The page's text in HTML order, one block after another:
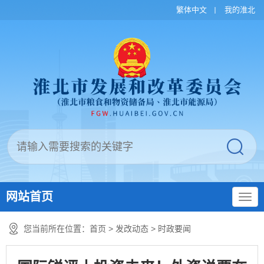
繁体中文 我的淮北
网站首页
您当前所在位置： 首页 > 发改动态 > 时政要闻